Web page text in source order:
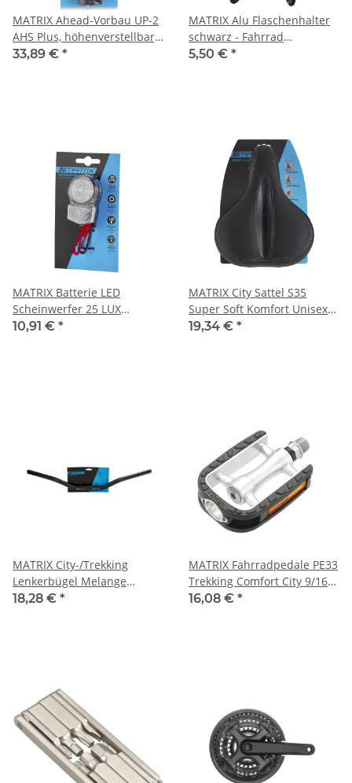
MATRIX Ahead-Vorbau UP-2
AHS Plus, höhenverstellbar,
31,8mm, 110mm, schwarz
33,89 € *
MATRIX Alu Flaschenhalter
schwarz - Fahrrad
Trinkflaschenhalter stabil
5,50 € *
MATRIX Batterie LED
Scheinwerfer 25 LUX
Frontlicht StVZO AAA
10,91 € *
MATRIX City Sattel S35
Super Soft Komfort Unisex
Relaxed 270x195mm
19,34 € *
MATRIX City-/Trekking
Lenkerbügel Melange
Medium 25,4mm 615mm AL
18,28 € *
MATRIX Fahrradpedale PE33
Trekking Comfort City 9/16"
Gedichtete Industrielager
16,08 € *